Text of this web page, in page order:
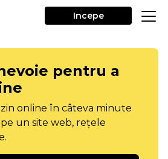
Incepe
pentru a
online în câteva minute
un site web, rețele